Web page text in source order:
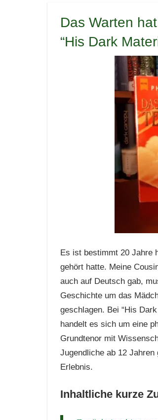
Das Warten
“His Dark
Es ist bestimmt 20 Jahre
gehört hatte. Meine
auch auf Deutsch gab,
Geschichte um das
geschlagen. Bei “His
handelt es sich um eine
Grundtenor mit
Jugendliche ab 12
Erlebnis.
Inhaltliche kurze